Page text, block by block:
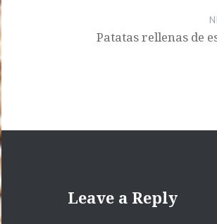
Patatas rellenas de
Leave a Reply